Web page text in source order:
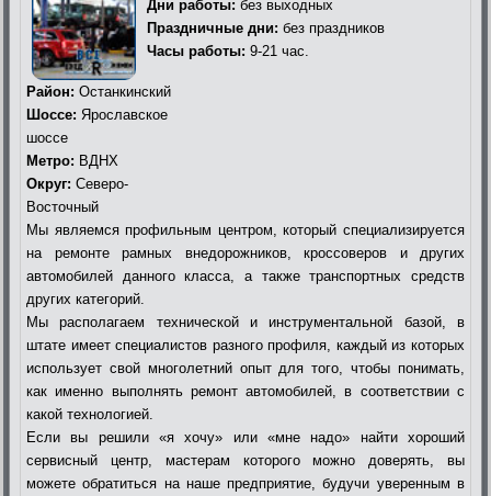
Дни работы: без выходных
Праздничные дни: без праздников
Часы работы: 9-21 час.
Район: Останкинский
Шоссе: Ярославское
шоссе
Метро: ВДНХ
Округ: Северо-
Восточный
Мы являемся профильным центром, который специализируется
на ремонте рамных внедорожников, кроссоверов и других
автомобилей данного класса, а также транспортных средств
других категорий.
Мы располагаем технической и инструментальной базой, в
штате имеет специалистов разного профиля, каждый из которых
использует свой многолетний опыт для того, чтобы понимать,
как именно выполнять ремонт автомобилей, в соответствии с
какой технологией.
Если вы решили «я хочу» или «мне надо» найти хороший
сервисный центр, мастерам которого можно доверять, вы
можете обратиться на наше предприятие, будучи уверенным в